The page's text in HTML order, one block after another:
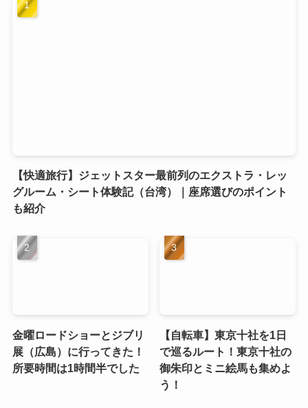
【快適旅行】ジェットスター最前列のエクストラ・レッ
グルーム・シート体験記（台湾）｜座席選びのポイント
も紹介
金曜ロードショーとジブリ
展（広島）に行ってきた！
所要時間は1時間半でした
【自転車】東京十社を1日
で巡るルート！東京十社の
御朱印とミニ絵馬も集めよ
う！